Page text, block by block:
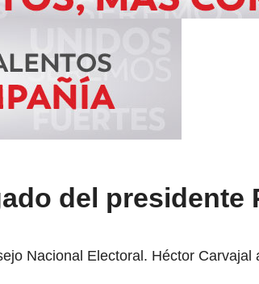
del presidente
Nacional Electoral. Héctor